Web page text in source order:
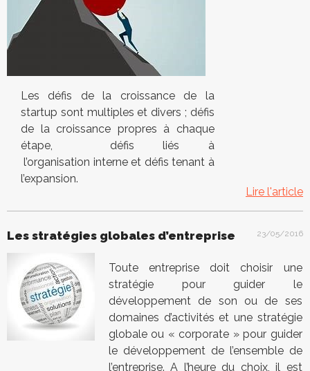
Les défis de la croissance de la
startup sont multiples et divers ; défis
de la croissance propres à chaque
étape, défis liés à
l’organisation interne et défis tenant à
l’expansion.
Lire l'article
Les stratégies globales d’entreprise 23/05/2016
Toute entreprise doit choisir une
stratégie pour guider le
développement de son ou de ses
domaines d’activités et une stratégie
globale ou « corporate » pour guider
le développement de l’ensemble de
l’entreprise. A l’heure du choix, il est